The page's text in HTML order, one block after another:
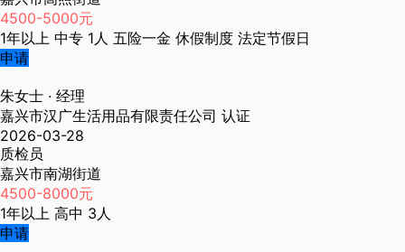
4500-5000元
1年以上 中专 1人 五险一金 休假制度 法定节假日
申请
朱女士 · 经理
嘉兴市汉广生活用品有限责任公司 认证
2026-03-28
质检员
嘉兴市南湖街道
4500-8000元
1年以上 高中 3人
申请